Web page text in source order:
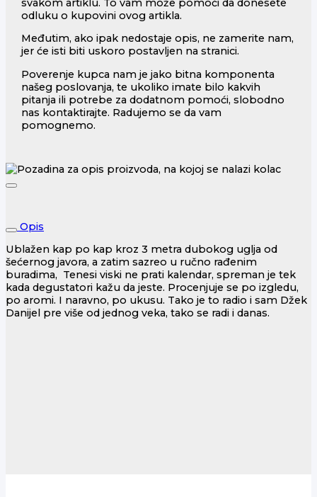
svakom artiklu. To vam može pomoći da donesete
odluku o kupovini ovog artikla.
Međutim, ako ipak nedostaje opis, ne zamerite nam,
jer će isti biti uskoro postavljen na stranici.
Poverenje kupca nam je jako bitna komponenta
našeg poslovanja, te ukoliko imate bilo kakvih
pitanja ili potrebe za dodatnom pomoći, slobodno
nas kontaktirajte. Radujemo se da vam
pomognemo.
Opis
Ublažen kap po kap kroz 3 metra dubokog uglja od
šećernog javora, a zatim sazreo u ručno rađenim
buradima, Tenesi viski ne prati kalendar, spreman je tek
kada degustatori kažu da jeste. Procenjuje se po izgledu,
po aromi. I naravno, po ukusu. Tako je to radio i sam Džek
Danijel pre više od jednog veka, tako se radi i danas.